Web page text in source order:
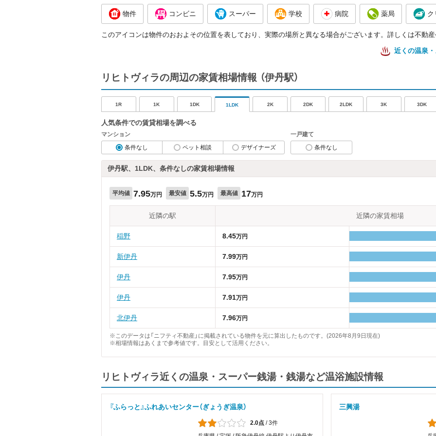
物件 コンビニ スーパー 学校 病院 薬局 ク
このアイコンは物件のおおよその位置を表しており、実際の場所と異なる場合がございます。詳しくは不動
近くの温泉
リヒトヴィラの周辺の家賃相場情報 （伊丹駅）
1R 1K 1DK 1LDK 2K 2DK 2LDK 3K 3DK
人気条件での賃貸相場を調べる
マンション
条件なし
ペット相談 デザイナーズ
一戸建て
条件なし
伊丹駅、1LDK、条件なしの家賃相場情報
平均値 7.95万円 最安値 5.5万円 最高値 17万円
近隣の駅 近隣の家賃相場
稲野 8.45万円
新伊丹 7.99万円
伊丹 7.95万円
伊丹 7.91万円
北伊丹 7.96万円
※このデータは「ニフティ不動産」に掲載されている物件を元に算出したものです。(2026年8月9日現在)
※相場情報はあくまで参考値です。目安として活用ください。
リヒトヴィラ近くの温泉・スーパー銭湯・銭湯など温浴施設情報
『ふらっと』ふれあいセンター（ぎょうぎ温泉）
2.0点 /3件
三興湯